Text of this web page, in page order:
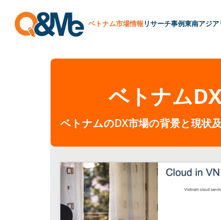
ベトナム市場情報 リサーチ事例東南アジア
ベトナム
ベトナムのDX市場の背景と現状